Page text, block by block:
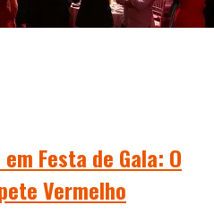
Festa de Gala: O
Vermelho